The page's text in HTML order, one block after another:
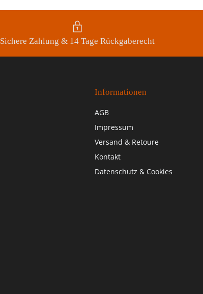
Sichere Zahlung & 14 Tage Rückgaberecht
Informationen
AGB
Impressum
Versand & Retoure
Kontakt
Datenschutz & Cookies